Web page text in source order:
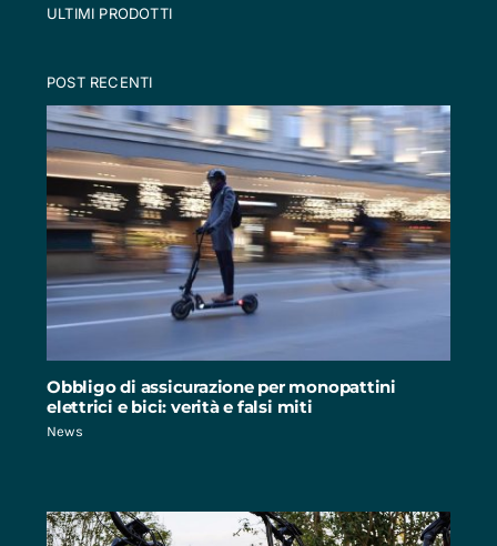
ULTIMI PRODOTTI
POST RECENTI
Obbligo di assicurazione per monopattini
elettrici e bici: verità e falsi miti
News